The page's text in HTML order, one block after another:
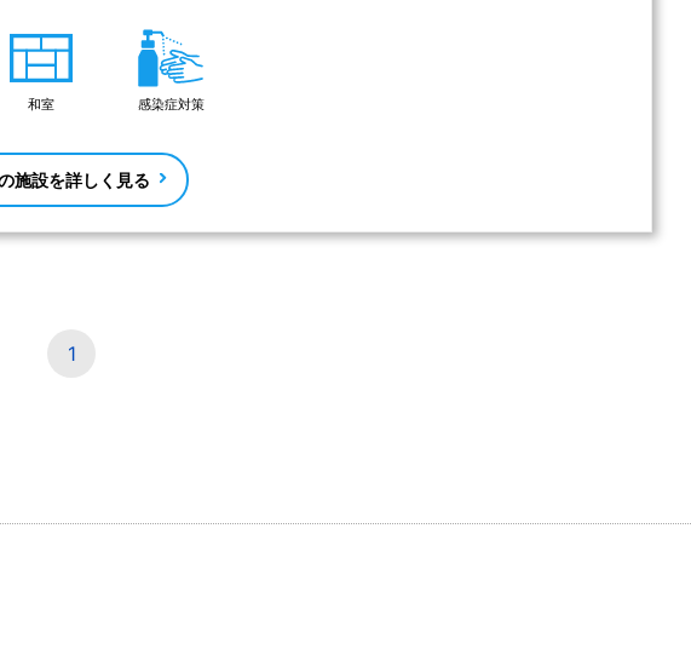
和室 感染症対策
施設を詳しく見る
1